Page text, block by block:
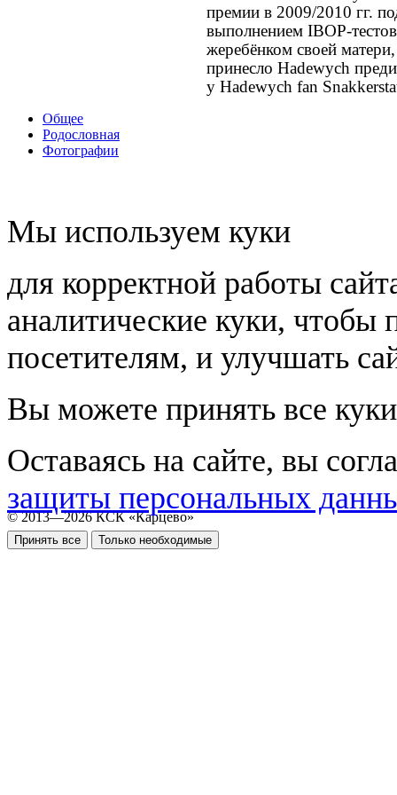
премии в 2009/2010 гг.
выполнением IBOP-
жеребёнком своей
принесло Hadewych
у Hadewych fan
Общее
Родословная
Фотографии
Мы используем куки
для корректной работы
аналитические куки, чтобы
посетителям, и улучшать
Вы можете принять все
Оставаясь на сайте, вы
защиты персональных
Принять все Только необходимые
© 2013—2026 КСК «Карцево»